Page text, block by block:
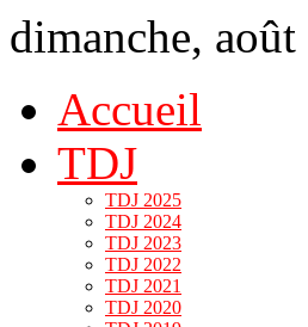
dimanche,
Accueil
TDJ
TDJ 2025
TDJ 2024
TDJ 2023
TDJ 2022
TDJ 2021
TDJ 2020